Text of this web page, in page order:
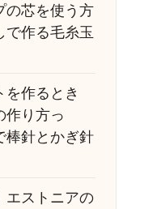
の芯を使う方
で作る毛糸玉
を作るとき
作り方っ
棒針とかぎ針
エストニアの